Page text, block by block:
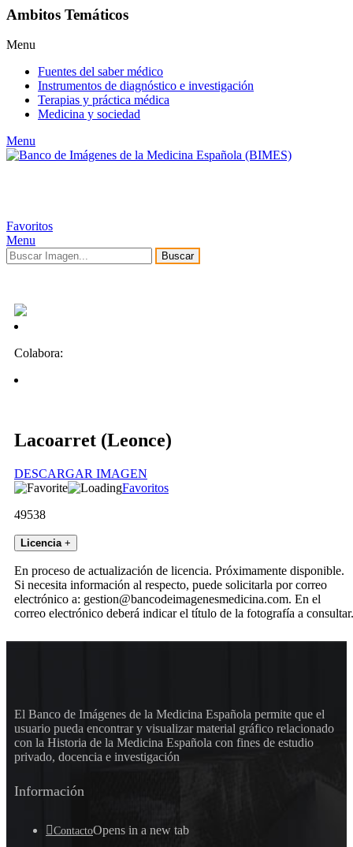
Ambitos Temáticos
Menu
Fuentes del saber médico
Instrumentos de diagnóstico e investigación
Terapias y práctica médica
Medicina y sociedad
Menu
Favoritos
Menu
Buscar
Colabora:
Lacoarret (Leonce)
DESCARGAR IMAGEN
Favoritos
49538
Licencia +
En proceso de actualización de licencia. Próximamente disponible.
Si necesita información al respecto, puede solicitarla por correo
electrónico a: gestion@bancodeimagenesmedicina.com. En el
correo electrónico deberá indicar el título de la fotografía a consultar.
El Banco de Imágenes de la Medicina Española permite que el
usuario pueda encontrar y visualizar material gráfico relacionado
con la Historia de la Medicina Española con fines de estudio
privado, docencia e investigación
Información
ContactoOpens in a new tab